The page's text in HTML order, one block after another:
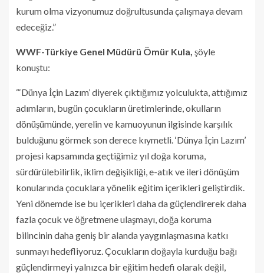
kurum olma vizyonumuz doğrultusunda çalışmaya devam
edeceğiz.”
WWF-Türkiye Genel Müdürü Ömür Kula, şöyle
konuştu:
“‘Dünya İçin Lazım’ diyerek çıktığımız yolculukta, attığımız
adımların, bugün çocukların üretimlerinde, okulların
dönüşümünde, yerelin ve kamuoyunun ilgisinde karşılık
bulduğunu görmek son derece kıymetli. ‘Dünya İçin Lazım’
projesi kapsamında geçtiğimiz yıl doğa koruma,
sürdürülebilirlik, iklim değişikliği, e-atık ve ileri dönüşüm
konularında çocuklara yönelik eğitim içerikleri geliştirdik.
Yeni dönemde ise bu içerikleri daha da güçlendirerek daha
fazla çocuk ve öğretmene ulaşmayı, doğa koruma
bilincinin daha geniş bir alanda yaygınlaşmasına katkı
sunmayı hedefliyoruz. Çocukların doğayla kurduğu bağı
güçlendirmeyi yalnızca bir eğitim hedefi olarak değil,